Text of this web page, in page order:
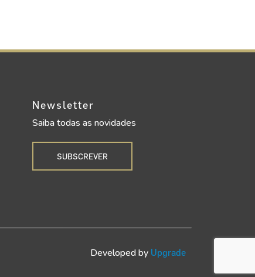
Newsletter
Saiba todas as novidades
SUBSCREVER
Developed by Upgrade